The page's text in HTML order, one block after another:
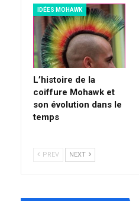
IDÉES MOHAWK
L’histoire de la
coiffure Mohawk et
son évolution dans le
temps
PREV NEXT